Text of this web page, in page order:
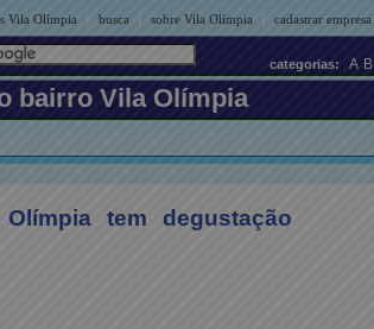
Vila Olímpia | busca | sobre Vila Olímpia | cadastrar empresa
bairro Vila Olímpia
categorias: A B
tem degustação